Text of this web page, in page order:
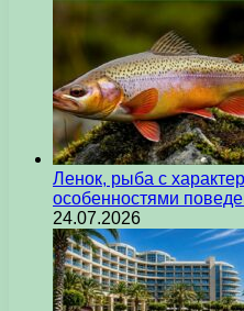
Ленок, рыба с
особенностями
24.07.2026